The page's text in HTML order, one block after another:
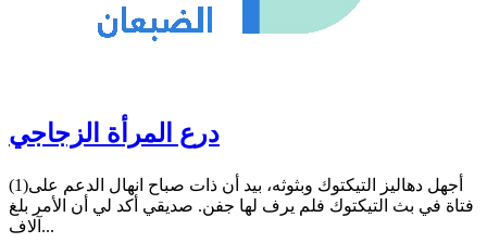
درع المرأة الزجاجي
(1)أجهل دهاليز التيكتوك وبثوثه، بيد أن ذات صباح انهال الدعم على
فتاة في بث التيكتوك فلم يرف لها جفن. صديقي أكد لي أن الأمر بلغ
آلاف...